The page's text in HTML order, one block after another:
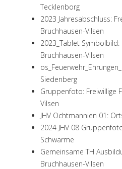
Tecklenborg
2023 Jahresabschluss:
Bruchhausen-Vilsen
2023_Tablet Symbolbild:
Bruchhausen-Vilsen
Siedenberg
Gruppenfoto: Freiwillige
Vilsen
JHV Ochtmannien 01:
2024 JHV 08
Schwarme
Gemeinsame TH
Bruchhausen-Vilsen